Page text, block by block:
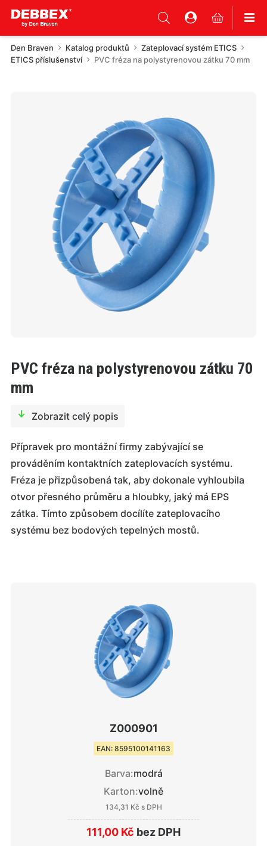
Den Braven Katalog produktů
Zateplovací systém ETICS
ETICS příslušenství
PVC fréza na polystyrenovou zátku 70 mm
PVC fréza na polystyrenovou zátku 70
mm
Zobrazit celý popis
Přípravek pro montážní firmy zabývající se
prováděním kontaktních zateplovacích systému.
Fréza je přizpůsobená tak, aby dokonale vyhloubila
otvor přesného průměru a hloubky, jaký má EPS
zátka. Tímto způsobem docílíte zateplovacího
systému bez bodových tepelných mostů.
Z000901
EAN: 8595100141163
Barva:modrá
Karton:volně
134,31 Kč s DPH
111,00 Kč bez DPH